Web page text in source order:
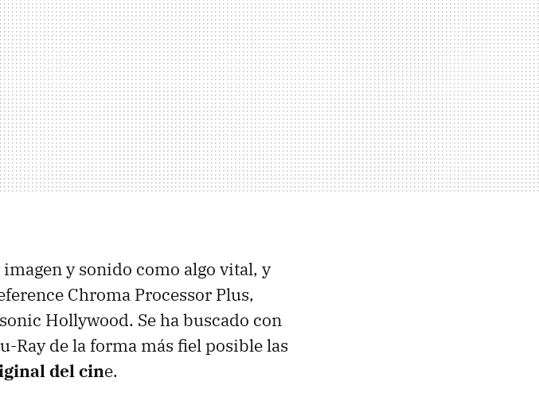
y sonido como algo vital, y
Chroma Processor Plus,
Hollywood. Se ha buscado con
Ray de la forma más fiel posible las
del cine.